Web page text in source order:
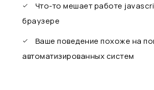
Что-то мешает работе
браузере
Ваше поведение похоже на
автоматизированных систем